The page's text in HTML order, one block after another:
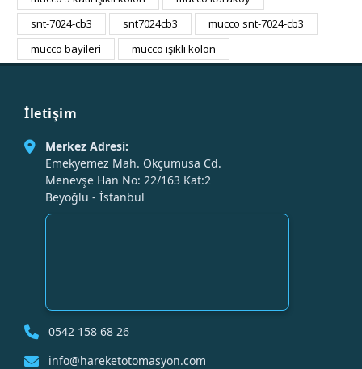
snt-7024-cb3
snt7024cb3
mucco snt-7024-cb3
mucco bayileri
mucco ışıklı kolon
İletişim
Merkez Adresi:
Emekyemez Mah. Okçumusa Cd.
Menevşe Han No: 22/163 Kat:2
Beyoğlu - İstanbul
0542 158 68 26
info@hareketotomasyon.com